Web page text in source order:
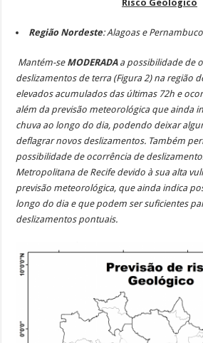
Risco Geológico
Região Nordeste: Alagoas e
Mantém-se MODERADAa possibilidade de
deslizamentos de terra (Figura 2) na região
elevados acumulados das últimas 72h e
além da previsão meteorológica que ainda
chuva ao longo do dia, podendo deixar
deflagrar novos deslizamentos. Também
possibilidade de ocorrência de
Metropolitana de Recife devido à sua alta
previsão meteorológica, que ainda indica
longo do dia e que podem ser suficientes
deslizamentos pontuais.